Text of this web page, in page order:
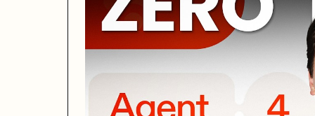
Agent Skills 是一个被很多人忽略但非常实用的功能。你可以创建自定
打开方法：在文件管理器里开启 "Show Hidden Files"，找到 /
description: 后端 API 的代码风格和安全要求